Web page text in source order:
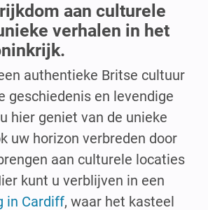
aan culturele
verhalen in het
authentieke Britse cultuur
geschiedenis en levendige
hier geniet van de unieke
uw horizon verbreden door
aan culturele locaties
kunt u verblijven in een
in Cardiff, waar het kasteel